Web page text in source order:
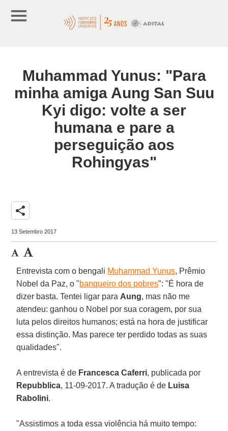
Muhammad Yunus: "Para
minha amiga Aung San Suu
Kyi digo: volte a ser
humana e pare a
perseguição aos
Rohingyas"
share
13 Setembro 2017
Entrevista com o bengali Muhammad Yunus, Prêmio
Nobel da Paz, o "banqueiro dos pobres": "É hora de
dizer basta. Tentei ligar para Aung, mas não me
atendeu: ganhou o Nobel por sua coragem, por sua
luta pelos direitos humanos; está na hora de justificar
essa distinção. Mas parece ter perdido todas as suas
qualidades".
A entrevista é de Francesca Caferri, publicada por
Repubblica, 11-09-2017. A tradução é de Luisa
Rabolini.
"Assistimos a toda essa violência há muito tempo: